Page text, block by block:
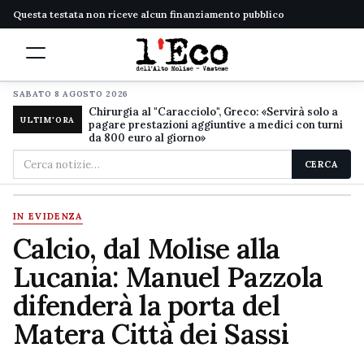
Questa testata non riceve alcun finanziamento pubblico
SABATO 8 AGOSTO 2026
ULTIM'ORA
Chirurgia al "Caracciolo", Greco: «Servirà solo a
pagare prestazioni aggiuntive a medici con turni
da 800 euro al giorno»
Cerca
nel
sito
CERCA
IN EVIDENZA
Calcio, dal Molise alla
Lucania: Manuel Pazzola
difenderà la porta del
Matera Città dei Sassi